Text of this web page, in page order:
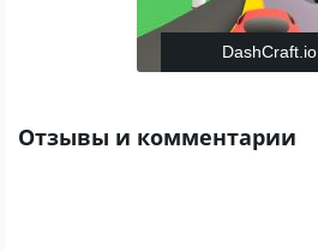
DashCraft.io
Отзывы и комментарии